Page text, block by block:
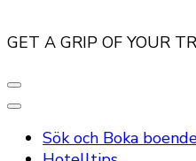
GET A GRIP OF YOUR
Sök och Boka